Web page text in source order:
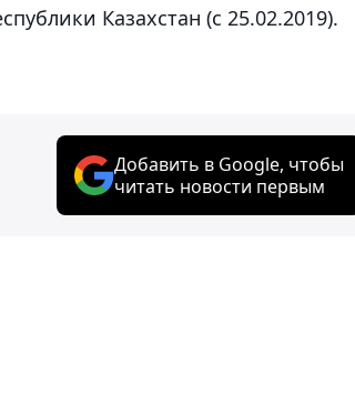
Казахстан (с 25.02.2019).
Добавить в Google, чтобы
читать новости первым